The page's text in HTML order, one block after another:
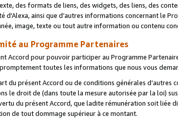
des formats de liens, des widgets, des liens, des
d'Alexa, ainsi que d’autres informations concernant le
image, texte ou tout autre information ou contenu
au Programme Partenaires
Accord pour pouvoir participer au Programme
toutes les informations que nous vous
du présent Accord ou de conditions générales
le droit de (dans toute la mesure autorisée par la loi)
du présent Accord, que ladite rémunération soit
de tout dommage supérieur à ce montant.